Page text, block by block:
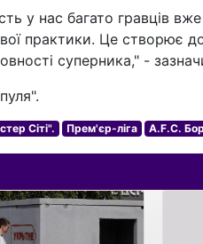
у нас багато гравців
практики. Це створює
суперника," -
Сіті". Прем'єр-ліга A.F.C.